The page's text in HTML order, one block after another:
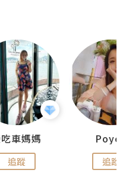
車媽媽
追蹤 追蹤